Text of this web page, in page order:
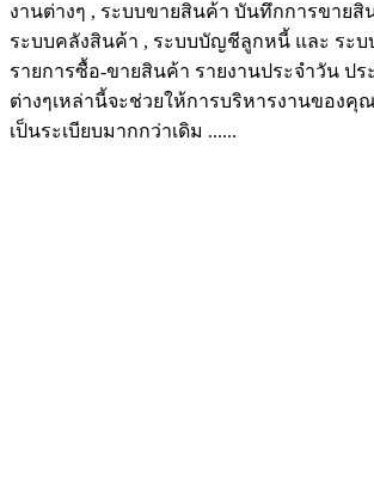
งานต่างๆ , ระบบขายสินค้า บันทึกการขายสิ
ระบบคลังสินค้า , ระบบบัญชีลูกหนี้ และ ระบ
รายการซื้อ-ขายสินค้า รายงานประจำวัน ปร
ต่างๆเหล่านี้จะช่วยให้การบริหารงานของคุ
เป็นระเบียบมากกว่าเดิม ......